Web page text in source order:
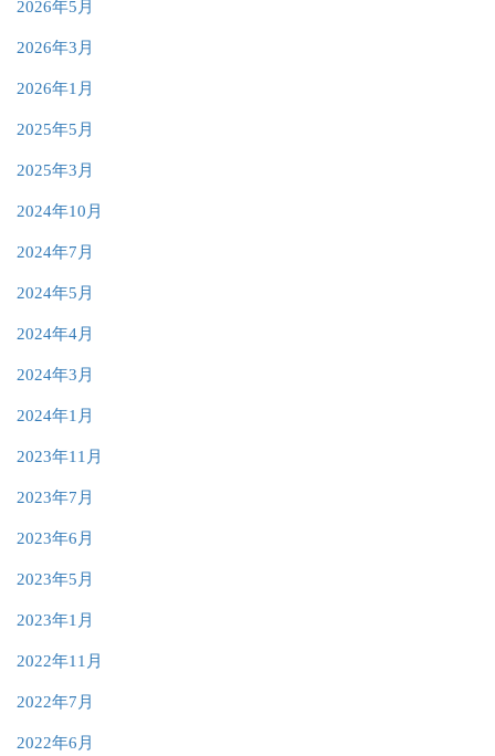
2026年5月
2026年3月
2026年1月
2025年5月
2025年3月
2024年10月
2024年7月
2024年5月
2024年4月
2024年3月
2024年1月
2023年11月
2023年7月
2023年6月
2023年5月
2023年1月
2022年11月
2022年7月
2022年6月